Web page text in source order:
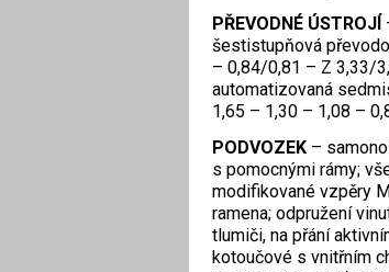
PŘEVODNÉ ÚSTROJÍ
šestistupňová
– 0,84/0,81 – Z 3,33/
automatizovaná
1,65 – 1,30 – 1,08 –
PODVOZEK–
s pomocnými rámy;
modifikované vzpěry
ramena; odpružení
tlumiči, na přání
kotoučové s vnitřním